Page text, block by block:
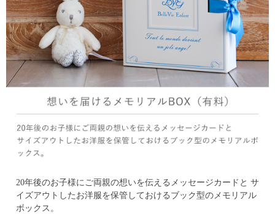
20年後のお子様にご両親の想いを伝えるメッセージカードと サ
イズアウトしたお洋服を保管しておけるブック型のメモリアル
ボックス。